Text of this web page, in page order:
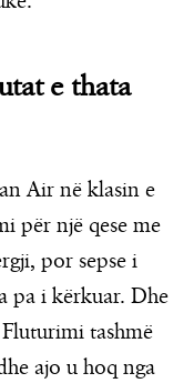
e thata
Air në klasin e
për një qese me
por sepse i
pa i kërkuar. Dhe
tashmë
ajo u hoq nga